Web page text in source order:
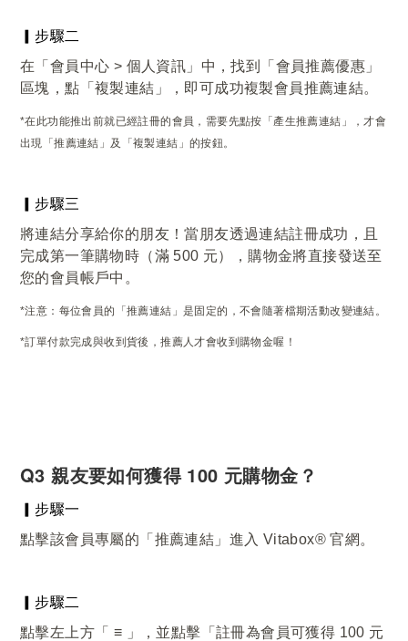
▎步驟二
在「會員中心 > 個人資訊」中，找到「會員推薦優惠」
區塊，點「複製連結」，即可成功複製會員推薦連結。
*在此功能推出前就已經註冊的會員，需要先點按「產生推薦連結」，才會
出現「推薦連結」及「複製連結」的按鈕。
▎步驟三
將連結分享給你的朋友！當朋友透過連結註冊成功，且
完成第一筆購物時 （滿 500 元）
，購物金將直接發送至
您的會員帳戶中。
*注意：每位會員的「推薦連結」是固定的，不會隨著檔期活動改變連結。
*訂單付款完成與收到貨後，推薦人才會收到購物金喔！
Q3 親友要如何獲得 100 元購物金？
▎步驟一
點擊該會員專屬的「推薦連結」進入 Vitabox® 官網。
▎步驟二
點擊左上方「 ≡ 」，並點擊「註冊為會員可獲得 100 元